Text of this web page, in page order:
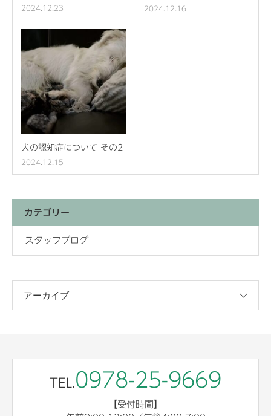
2024.12.23 2024.12.16
犬の認知症について その2
2024.12.15
カテゴリー
スタッフブログ
アーカイブ
TEL.0978-25-9669
【受付時間】